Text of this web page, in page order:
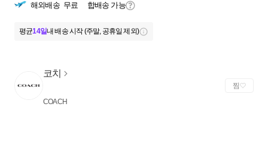
해외배송 무료 합배송 가능
평균14일내 배송 시작 (주말, 공휴일 제외)
코치
COACH
찜